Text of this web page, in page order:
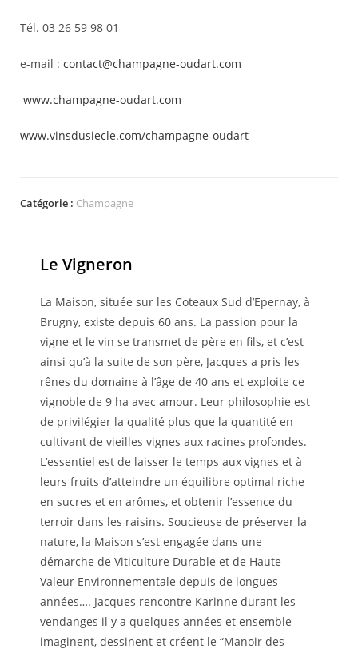
Tél. 03 26 59 98 01
e-mail : contact@champagne-oudart.com
www.champagne-oudart.com
www.vinsdusiecle.com/champagne-oudart
Catégorie : Champagne
Le Vigneron
La Maison, située sur les Coteaux Sud d’Epernay, à
Brugny, existe depuis 60 ans. La passion pour la
vigne et le vin se transmet de père en fils, et c’est
ainsi qu’à la suite de son père, Jacques a pris les
rênes du domaine à l’âge de 40 ans et exploite ce
vignoble de 9 ha avec amour. Leur philosophie est
de privilégier la qualité plus que la quantité en
cultivant de vieilles vignes aux racines profondes.
L’essentiel est de laisser le temps aux vignes et à
leurs fruits d’atteindre un équilibre optimal riche
en sucres et en arômes, et obtenir l’essence du
terroir dans les raisins. Soucieuse de préserver la
nature, la Maison s’est engagée dans une
démarche de Viticulture Durable et de Haute
Valeur Environnementale depuis de longues
années…. Jacques rencontre Karinne durant les
vendanges il y a quelques années et ensemble
imaginent, dessinent et créent le “Manoir des